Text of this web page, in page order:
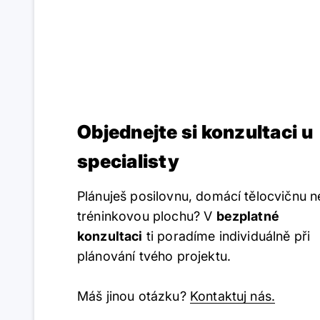
Objednejte si konzultaci u
specialisty
Plánuješ posilovnu, domácí tělocvičnu
tréninkovou plochu? V bezplatné
konzultaci ti poradíme individuálně při
plánování tvého projektu.
Máš jinou otázku? Kontaktuj nás.